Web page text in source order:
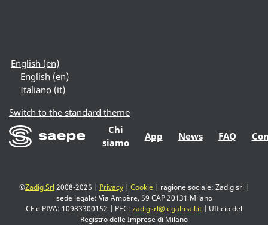
English ‎(en)‎
English ‎(en)‎
Italiano ‎(it)‎
Switch to the standard theme
Chi
siamo
App News FAQ
©Zadig Srl 2008-2025 | Privacy| Cookie | ragione sociale: Zadig srl |
sede legale: Via Ampère, 59 CAP 20131 Milano
CFe PIVA: 10983300152 | PEC: zadigsrl@legalmail.it | Ufficio del
Registro delle Imprese di Milano